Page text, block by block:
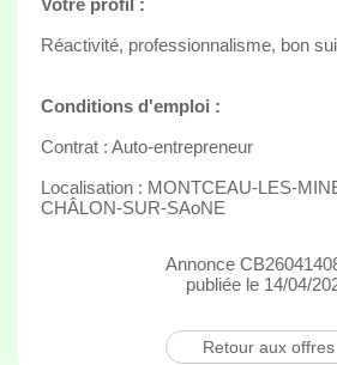
Réactivité, professionnalisme, bon
Conditions d'emploi :
Contrat : Auto-entrepreneur
Localisation : MONTCEAU-LES-
CHÂLON-SUR-SAoNE
Annonce
publiée le 14/04/
Retour aux offres